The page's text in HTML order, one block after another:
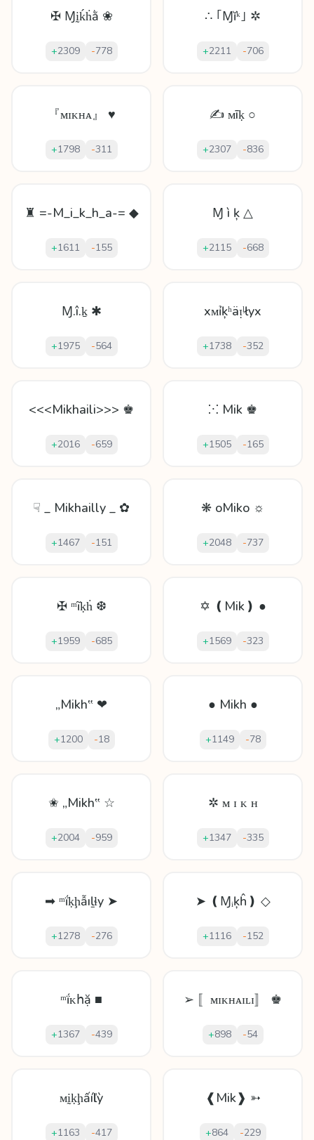
✠ Ɱḭḱḣằ ❀
+2309 -778
∴ ｢Ɱĭᵏ｣ ✲
+2211 -706
『ᴍɪᴋʜᴀ』 ♥
+1798 -311
✍ ᴍīḳ ○
+2307 -836
♜ =-M_i_k_h_a-= ◆
+1611 -155
Ɱ ì ķ △
+2115 -668
Ɱ.î.ḵ ✱
+1975 -564
xᴍỉķʰäᴉᶪłyx
+1738 -352
<<<Mikhaili>>> ♚
+2016 -659
⁙ Mik ♚
+1505 -165
☟ _ Mikhailly _ ✿
+1467 -151
❋ oMiko ☼
+2048 -737
✠ ᵐĩḳḣ ❆
+1959 -685
✡ ❪Mik❫ ●
+1569 -323
„Mikh‟ ❤
+1200 -18
● Mikh ●
+1149 -78
✬ „Mikh‟ ☆
+2004 -959
✲ ᴍ ɪ ᴋ ʜ
+1347 -335
➡ ᵐḯḳḩẫıḻɬy ➤
+1278 -276
➤ ❪Ɱᵢķĥ❫ ◇
+1116 -152
ᵐḯᴋհặ ■
+1367 -439
➢ 〚ᴍɪᴋʜᴀɪʟɪ〛 ♚
+898 -54
ᴍḭḳḩấíӏľỳ
+1163 -417
❰Mik❱ ➳
+864 -229